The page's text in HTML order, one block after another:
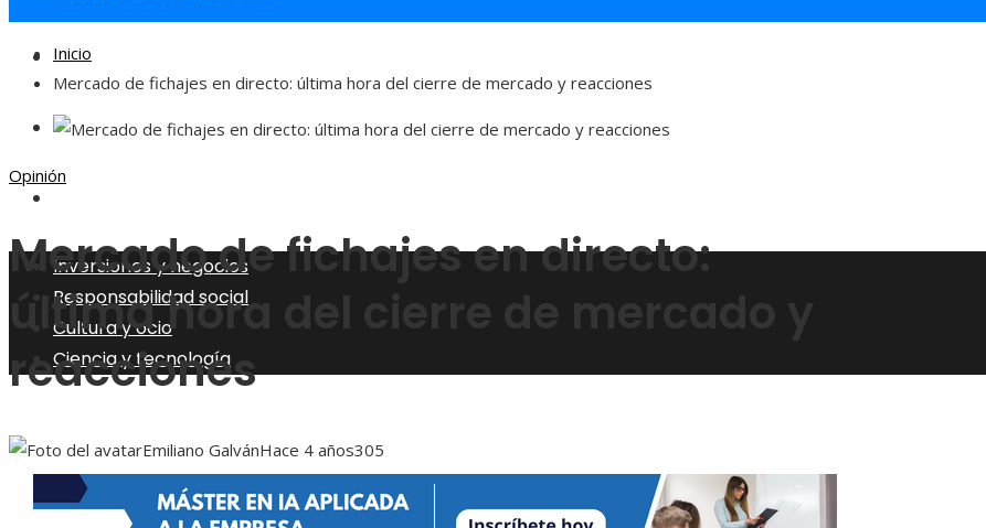
Responsabilidad social
Cultura y ocio
Inversiones y negocios
Responsabilidad social
Cultura y ocio
Ciencia y tecnología
Inicio
Mercado de fichajes en directo: última hora del cierre de mercado y reacciones
Opinión
Mercado de fichajes en directo:
última hora del cierre de mercado y
reacciones
Emiliano GalvánHace 4 años305